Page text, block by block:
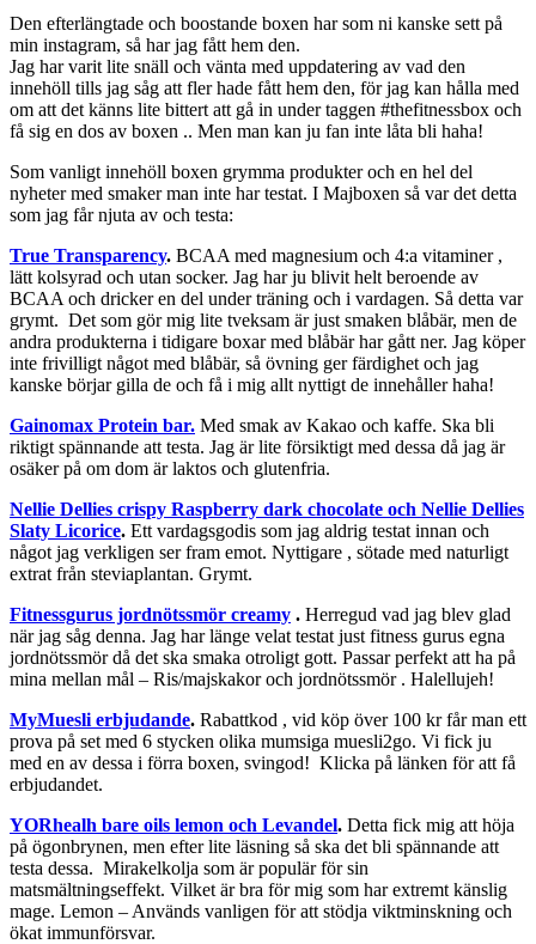
Den efterlängtade och boostande boxen har som ni kanske sett på
min instagram, så har jag fått hem den.
Jag har varit lite snäll och vänta med uppdatering av vad den
innehöll tills jag såg att fler hade fått hem den, för jag kan hålla med
om att det känns lite bittert att gå in under taggen #thefitnessbox och
få sig en dos av boxen .. Men man kan ju fan inte låta bli haha!
Som vanligt innehöll boxen grymma produkter och en hel del
nyheter med smaker man inte har testat. I Majboxen så var det detta
som jag får njuta av och testa:
True Transparency. BCAA med magnesium och 4:a vitaminer ,
lätt kolsyrad och utan socker. Jag har ju blivit helt beroende av
BCAA och dricker en del under träning och i vardagen. Så detta var
grymt. Det som gör mig lite tveksam är just smaken blåbär, men de
andra produkterna i tidigare boxar med blåbär har gått ner. Jag köper
inte frivilligt något med blåbär, så övning ger färdighet och jag
kanske börjar gilla de och få i mig allt nyttigt de innehåller haha!
Gainomax Protein bar. Med smak av Kakao och kaffe. Ska bli
riktigt spännande att testa. Jag är lite försiktigt med dessa då jag är
osäker på om dom är laktos och glutenfria.
Nellie Dellies crispy Raspberry dark chocolate och Nellie Dellies
Slaty Licorice. Ett vardagsgodis som jag aldrig testat innan och
något jag verkligen ser fram emot. Nyttigare , sötade med naturligt
extrat från steviaplantan. Grymt.
Fitnessgurus jordnötssmör creamy . Herregud vad jag blev glad
när jag såg denna. Jag har länge velat testat just fitness gurus egna
jordnötssmör då det ska smaka otroligt gott. Passar perfekt att ha på
mina mellan mål – Ris/majskakor och jordnötssmör . Halellujeh!
MyMuesli erbjudande. Rabattkod , vid köp över 100 kr får man ett
prova på set med 6 stycken olika mumsiga muesli2go. Vi fick ju
med en av dessa i förra boxen, svingod! Klicka på länken för att få
erbjudandet.
YORhealh bare oils lemon och Levandel. Detta fick mig att höja
på ögonbrynen, men efter lite läsning så ska det bli spännande att
testa dessa. Mirakelkolja som är populär för sin
matsmältningseffekt. Vilket är bra för mig som har extremt känslig
mage. Lemon – Används vanligen för att stödja viktminskning och
ökat immunförsvar.